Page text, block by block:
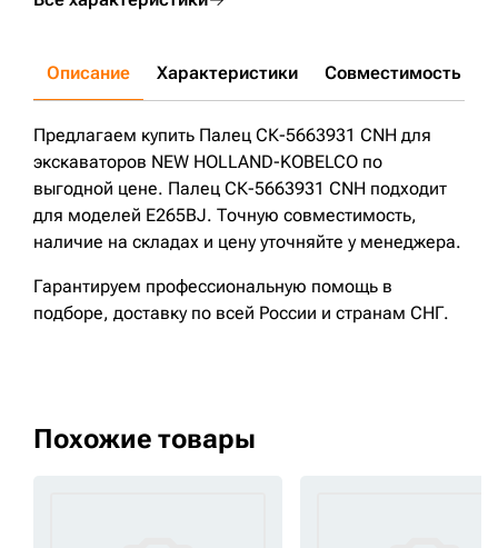
Описание Характеристики Совместимость
Предлагаем купить Палец СК-5663931 CNH для
экскаваторов NEW HOLLAND-KOBELCO по
выгодной цене. Палец СК-5663931 CNH подходит
для моделей E265BJ. Точную совместимость,
наличие на складах и цену уточняйте у менеджера.
Гарантируем профессиональную помощь в
подборе, доставку по всей России и странам СНГ.
Похожие товары